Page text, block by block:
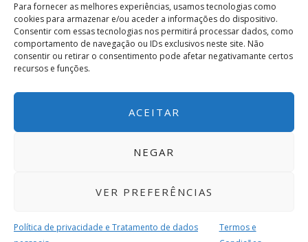
Para fornecer as melhores experiências, usamos tecnologias como
cookies para armazenar e/ou aceder a informações do dispositivo.
Consentir com essas tecnologias nos permitirá processar dados, como
comportamento de navegação ou IDs exclusivos neste site. Não
consentir ou retirar o consentimento pode afetar negativamante certos
recursos e funções.
ACEITAR
NEGAR
VER PREFERÊNCIAS
Política de privacidade e Tratamento de dados
Termos e